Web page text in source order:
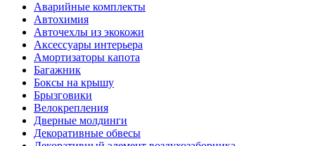
Аварийные комплекты
Автохимия
Авточехлы из экокожи
Аксессуары интерьера
Амортизаторы капота
Багажник
Боксы на крышу
Брызговики
Велокрепления
Дверные молдинги
Декоративные обвесы